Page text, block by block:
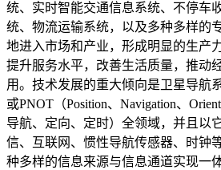
统、实时智能交通信息系统、不停车
统、物流运输系统，以及多种多样的
地进入市场和产业，形成明显的生产
提升服务水平，改善生活质量，推动
用。技术发展的重大倾向是卫星导航
或PNOT（Position、Navigation、
导航、定向、定时）全领域，并且以
信、互联网、惯性导航传感器、时钟
种多样的信息来源与信息通道实现一